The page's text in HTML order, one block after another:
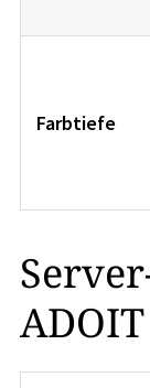
Farbtiefe